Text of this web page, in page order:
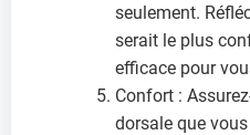
seulement.
serait le plus
efficace pour
Confort :
dorsale que